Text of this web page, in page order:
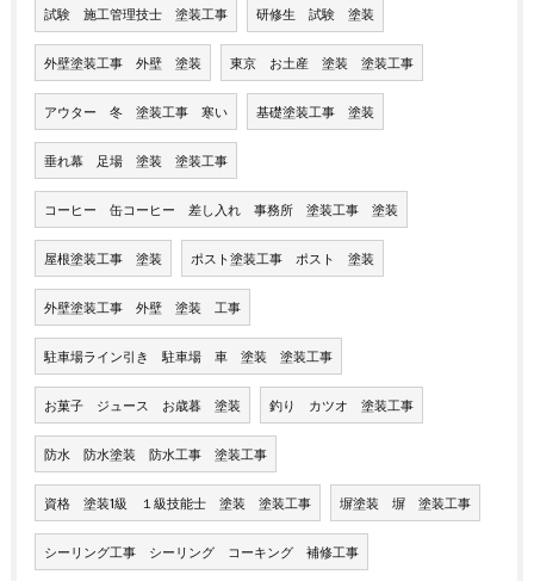
試験 施工管理技士 塗装工事 研修生 試験 塗装
外壁塗装工事 外壁 塗装 東京 お土産 塗装 塗装工事
アウター 冬 塗装工事 寒い 基礎塗装工事 塗装
垂れ幕 足場 塗装 塗装工事
コーヒー 缶コーヒー 差し入れ 事務所 塗装工事 塗装
屋根塗装工事 塗装 ポスト塗装工事 ポスト 塗装
外壁塗装工事 外壁 塗装 工事
駐車場ライン引き 駐車場 車 塗装 塗装工事
お菓子 ジュース お歳暮 塗装 釣り カツオ 塗装工事
防水 防水塗装 防水工事 塗装工事
資格 塗装1級 １級技能士 塗装 塗装工事 塀塗装 塀 塗装工事
シーリング工事 シーリング コーキング 補修工事